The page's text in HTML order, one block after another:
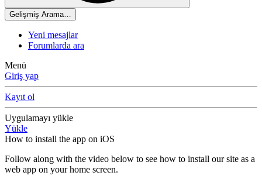
Gelişmiş Arama…
Yeni mesajlar
Forumlarda ara
Menü
Giriş yap
Kayıt ol
Uygulamayı yükle
Yükle
How to install the app on iOS
Follow along with the video below to see how to install our site as a
web app on your home screen.